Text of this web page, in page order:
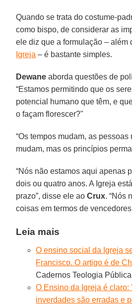
Quando se trata do costume-
como bispo, de considerar as
ele diz que a formulação – além
Igreja – é bastante simples.
Dewane aborda questões de
“Estamos permitindo que os
potencial humano que têm, e
o façam florescer?"
“Os tempos mudam, as
mudam, mas os princípios
“Nós não estamos aqui apenas
dois ou quatro anos. A Igreja
prazo”, disse ele aoCrux. “Nós
coisas em termos de
Leia mais
O ensino social da Igreja
Francisco. O artigo é de
Cadernos Teologia
O Ensino da Igreja é
inverdades são erradas e